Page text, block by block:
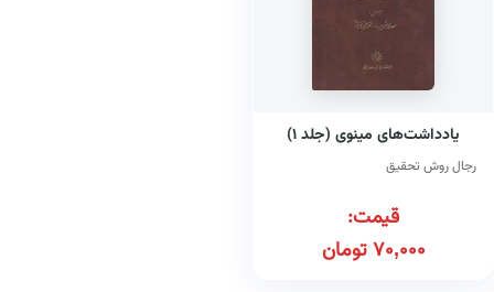
یادداشت‌های مینوی (جلد ۱)
رجال روش تحقیق
قیمت:
70,000تومان